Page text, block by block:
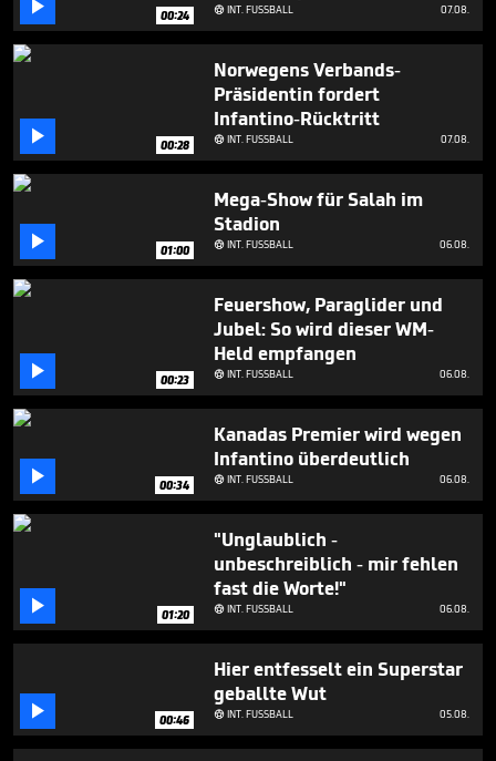
minute,
21
seconds
 00:24 INT. FUSSBALL 07.08.
 00:28
Norwegens Verbands-
Präsidentin fordert
Infantino-Rücktritt
INT. FUSSBALL 07.08.
 01:00
Mega-Show für Salah im
Stadion
INT. FUSSBALL 06.08.
 00:23
Feuershow, Paraglider und
Jubel: So wird dieser WM-
Held empfangen
INT. FUSSBALL 06.08.
 00:34
Kanadas Premier wird wegen
Infantino überdeutlich
INT. FUSSBALL 06.08.
 01:20
"Unglaublich -
unbeschreiblich - mir fehlen
fast die Worte!"
INT. FUSSBALL 06.08.
 00:46
Hier entfesselt ein Superstar
geballte Wut
INT. FUSSBALL 05.08.